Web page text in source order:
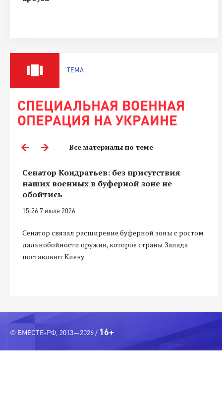
ТЕМА
СПЕЦИАЛЬНАЯ ВОЕННАЯ
ОПЕРАЦИЯ НА УКРАИНЕ
Все материалы по теме
Сенатор Кондратьев: без присутствия
наших военных в буферной зоне не
обойтись
15:26 7 июля 2026
Сенатор связал расширение буферной зоны с ростом
дальнобойности оружия, которое страны Запада
поставляют Киеву.
© ВМЕСТЕ-РФ, 2013—2026 / 16+